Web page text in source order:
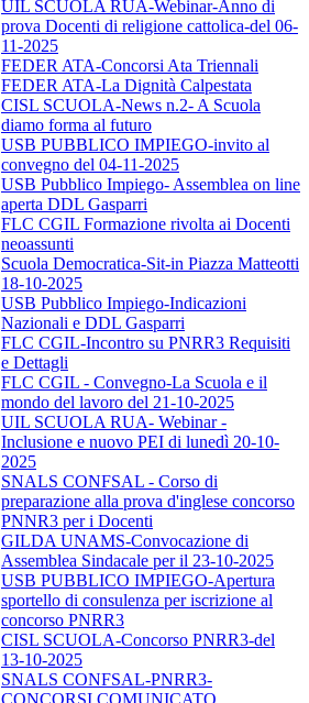
UIL SCUOLA RUA-Webinar-Anno di
prova Docenti di religione cattolica-del 06-
11-2025
FEDER ATA-Concorsi Ata Triennali
FEDER ATA-La Dignità Calpestata
CISL SCUOLA-News n.2- A Scuola
diamo forma al futuro
USB PUBBLICO IMPIEGO-invito al
convegno del 04-11-2025
USB Pubblico Impiego- Assemblea on line
aperta DDL Gasparri
FLC CGIL Formazione rivolta ai Docenti
neoassunti
Scuola Democratica-Sit-in Piazza Matteotti
18-10-2025
USB Pubblico Impiego-Indicazioni
Nazionali e DDL Gasparri
FLC CGIL-Incontro su PNRR3 Requisiti
e Dettagli
FLC CGIL - Convegno-La Scuola e il
mondo del lavoro del 21-10-2025
UIL SCUOLA RUA- Webinar -
Inclusione e nuovo PEI di lunedì 20-10-
2025
SNALS CONFSAL - Corso di
preparazione alla prova d'inglese concorso
PNNR3 per i Docenti
GILDA UNAMS-Convocazione di
Assemblea Sindacale per il 23-10-2025
USB PUBBLICO IMPIEGO-Apertura
sportello di consulenza per iscrizione al
concorso PNRR3
CISL SCUOLA-Concorso PNRR3-del
13-10-2025
SNALS CONFSAL-PNRR3-